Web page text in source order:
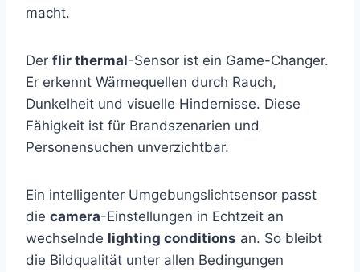
macht.
Der flir thermal-Sensor ist ein Game-Changer.
Er erkennt Wärmequellen durch Rauch,
Dunkelheit und visuelle Hindernisse. Diese
Fähigkeit ist für Brandszenarien und
Personensuchen unverzichtbar.
Ein intelligenter Umgebungslichtsensor passt
die camera-Einstellungen in Echtzeit an
wechselnde lighting conditions an. So bleibt
die Bildqualität unter allen Bedingungen